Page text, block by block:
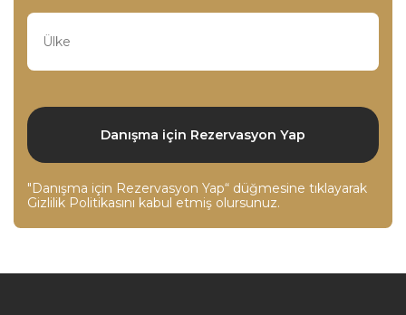
"Danışma için Rezervasyon Yap“ düğmesine tıklayarak
Gizlilik Politikasını kabul etmiş olursunuz.